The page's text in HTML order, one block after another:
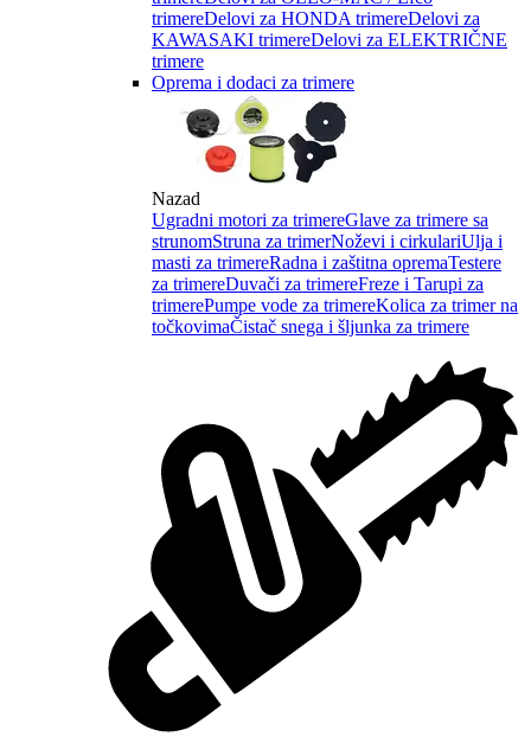
trimereDelovi za HONDA trimereDelovi za
KAWASAKI trimereDelovi za ELEKTRIČNE
trimere
Oprema i dodaci za trimere
Nazad
Ugradni motori za trimereGlave za trimere sa
strunomStruna za trimerNoževi i cirkulariUlja i
masti za trimereRadna i zaštitna opremaTestere
za trimereDuvači za trimereFreze i Tarupi za
trimerePumpe vode za trimereKolica za trimer na
točkovimaČistač snega i šljunka za trimere